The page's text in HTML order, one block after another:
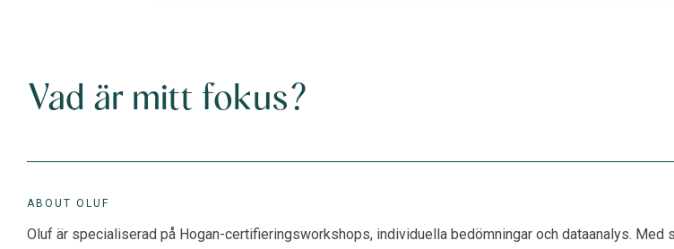
Vad är mitt fokus?
ABOUT OLUF
Oluf är specialiserad på Hogan-certifieringsworkshops, individuella bedömningar och dataanalys. Med